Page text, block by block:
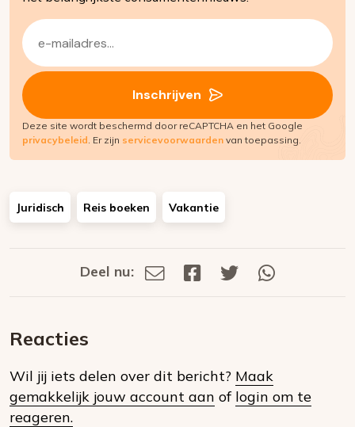
E-
mailadres
(Vereist)
Inschrijven
Deze site wordt beschermd door reCAPTCHA en het Google
privacybeleid. Er zijn servicevoorwaarden van toepassing.
Juridisch Reis boeken Vakantie
Deel
social
Deel nu:
Deel
Deel
Deel
Reacties
Wil jij iets delen over dit bericht? Maak
gemakkelijk jouw account aan of login om te
reageren.